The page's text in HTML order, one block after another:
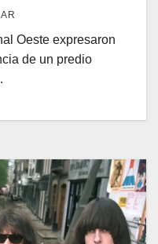
Oeste expresaron
de un predio